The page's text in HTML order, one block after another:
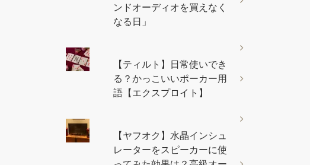
ンドオーディオを買えなく
なる日」
【ティルト】日常使いでき
る？かっこいいポーカー用
語【エクスプロイト】
【ヤフオク】水晶インシュ
レーターをスピーカーに使